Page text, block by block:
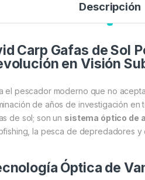
Descripción
Carp Gafas de Sol
en Visión
el pescador moderno que no
de años de investigación
de sol; son un sistema óptico de
la pesca de depredadores y
Óptica de